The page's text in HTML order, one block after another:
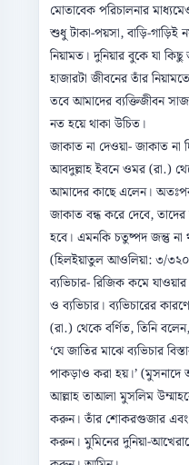
মোতাবেক পরিচালনার
শুধু টাকা-পয়সা, বাড়ি-গাড়িই
নিয়ামত। দুনিয়ার বুকে যা
হাজারটা জীবনের তাঁর
তবে আমাদের ব্যক্তিজীবন
নত হয়ে থাকা উচিত।
জাকাত না দেওয়া- জাকাত না
আবদুল্লাহ ইবনে ওমর (রা.)
আমাদের কাছে এলেন।
জাকাত বন্ধ করে দেবে,
হবে। এমনকি চতুষ্পদ জন্তু না
(হিলইয়াতুল আওলিয়া: ৩/
ব্যভিচার- রিজিক কমে
ও ব্যভিচার। ব্যভিচারের
(রা.) থেকে বর্ণিত, তিনি
‘যে জাতির মাঝে ব্যভিচার
পাকড়াও করা হয়।’
আল্লাহ তাআলা মুসলিম
করুন। তাঁর শোকরগুজার এবং
করুন। মুমিনের দুনিয়া-